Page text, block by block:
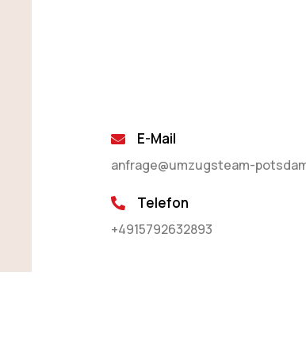
E-Mail
anfrage@umzugsteam-
Telefon
+4915792632893